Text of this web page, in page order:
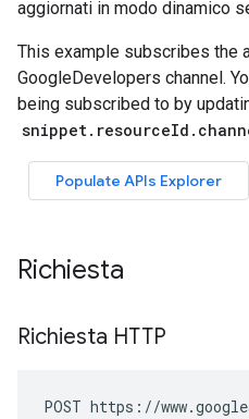
Richiesta
Richiesta HTTP
POST https://